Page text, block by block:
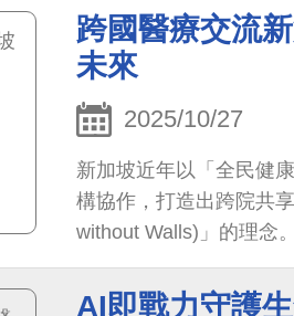
跨國醫療交流
未來
2025/10/27
新加坡近年以「全民健
構協作，打造出跨院共
without Walls)」的理念
康」，從「醫院」轉向
構，串聯臨床自動化、
AI即戰力守護